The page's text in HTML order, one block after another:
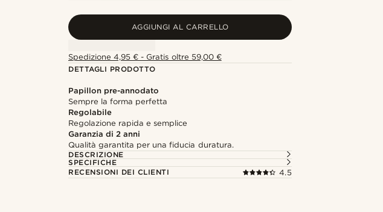
AGGIUNGI AL CARRELLO
Spedizione 4,95 € - Gratis oltre 59,00 €
DETTAGLI PRODOTTO
Papillon pre-annodato
Sempre la forma perfetta
Regolabile
Regolazione rapida e semplice
Garanzia di 2 anni
Qualità garantita per una fiducia duratura.
DESCRIZIONE
SPECIFICHE
RECENSIONI DEI CLIENTI
4.5